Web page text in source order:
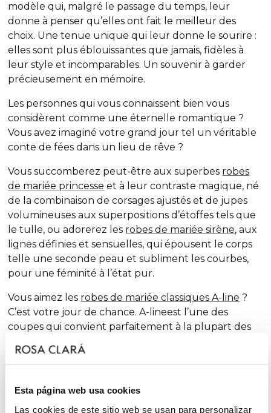
Esta página web usa cookies
Las cookies de este sitio web se usan para personalizar
modèle qui, malgré le passage du temps, leur
donne à penser qu’elles ont fait le meilleur des
choix. Une tenue unique qui leur donne le sourire :
elles sont plus éblouissantes que jamais, fidèles à
leur style et incomparables. Un souvenir à garder
précieusement en mémoire.
Les personnes qui vous connaissent bien vous
considèrent comme une éternelle romantique ?
Vous avez imaginé votre grand jour tel un véritable
conte de fées dans un lieu de rêve ?
Vous succomberez peut-être aux superbes robes
de mariée princesse et à leur contraste magique, né
de la combinaison de corsages ajustés et de jupes
volumineuses aux superpositions d’étoffes tels que
le tulle, ou adorerez les robes de mariée sirène, aux
lignes définies et sensuelles, qui épousent le corps
telle une seconde peau et subliment les courbes,
pour une féminité à l’état pur.
Vous aimez les robes de mariée classiquesA-line ?
C’est votre jour de chance.A-lineest l’une des
coupes qui convient parfaitement à la plupart des
complexions et qui, saison après saison, est à
l’honneur dans nos collections. Une dose extra de
la tradition grâce à des touches chic et de fantaisie,